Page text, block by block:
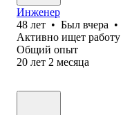
Инженер
48 лет • Был вчера •
Активно ищет работу
Общий опыт
20 лет 2 месяца